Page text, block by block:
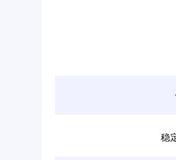
稳